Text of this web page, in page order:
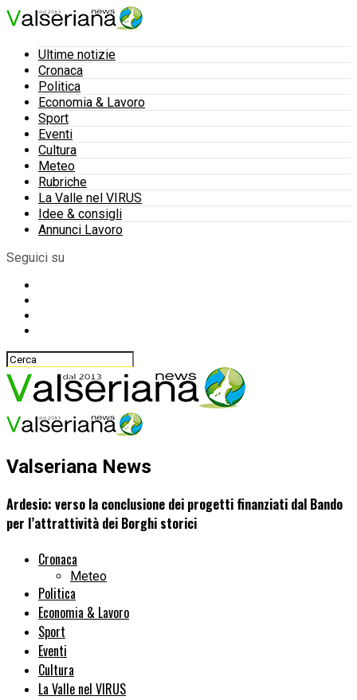
Ultime notizie
Cronaca
Politica
Economia & Lavoro
Sport
Eventi
Cultura
Meteo
Rubriche
La Valle nel VIRUS
Idee & consigli
Annunci Lavoro
Seguici su
Valseriana News
Ardesio: verso la conclusione dei progetti finanziati dal Bando
per l’attrattività dei Borghi storici
Cronaca
Meteo
Politica
Economia & Lavoro
Sport
Eventi
Cultura
La Valle nel VIRUS